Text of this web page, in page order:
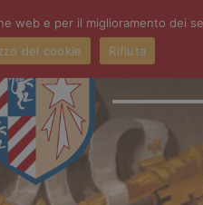
e per il miglioramento dei
dei cookie
Rifiuta